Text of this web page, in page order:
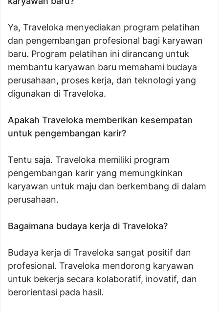
Ya, Traveloka menyediakan program pelatihan
dan pengembangan profesional bagi karyawan
baru. Program pelatihan ini dirancang untuk
membantu karyawan baru memahami budaya
perusahaan, proses kerja, dan teknologi yang
digunakan di Traveloka.
Apakah Traveloka memberikan kesempatan
untuk pengembangan karir?
Tentu saja. Traveloka memiliki program
pengembangan karir yang memungkinkan
karyawan untuk maju dan berkembang di dalam
perusahaan.
Bagaimana budaya kerja di Traveloka?
Budaya kerja di Traveloka sangat positif dan
profesional. Traveloka mendorong karyawan
untuk bekerja secara kolaboratif, inovatif, dan
berorientasi pada hasil.